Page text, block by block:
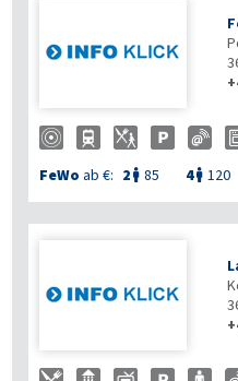
FeWo ab €: 2  85 4 120